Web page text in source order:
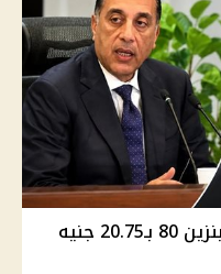
أسعار الوقود في مصر اليوم .. بنزين 80 بـ20.75 جنيه